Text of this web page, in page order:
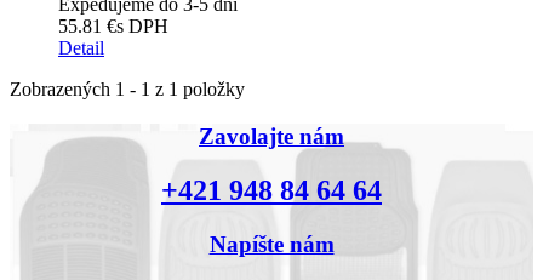
Expedujeme do 3-5 dni
55.81 €s DPH
Detail
Zobrazených 1 - 1 z 1 položky
Zavolajte nám
+421 948 84 64 64
Napíšte nám